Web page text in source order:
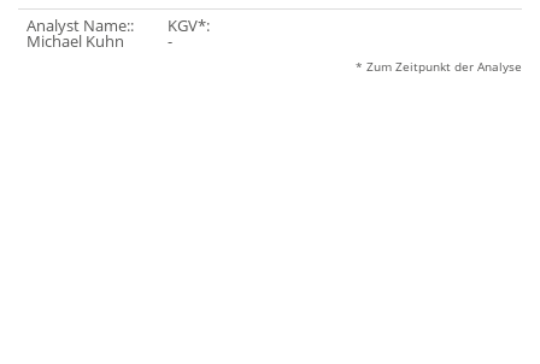
Analyst Name::
Michael Kuhn
KGV*:
-
* Zum Zeitpunkt der Analyse